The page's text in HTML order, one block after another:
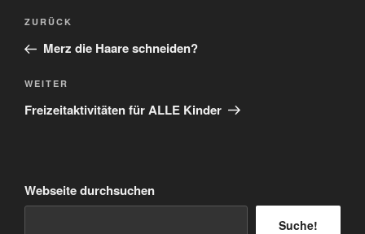
Beitragsnavigation
Vorheriger
Beitrag
ZURÜCK
Merz die Haare schneiden?
Nächster
Beitrag
WEITER
Freizeitaktivitäten für ALLE Kinder
Webseite durchsuchen
Suche!